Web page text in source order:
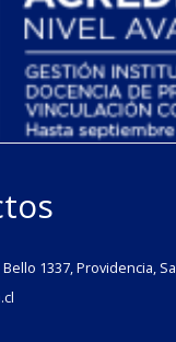
1337, Providencia,